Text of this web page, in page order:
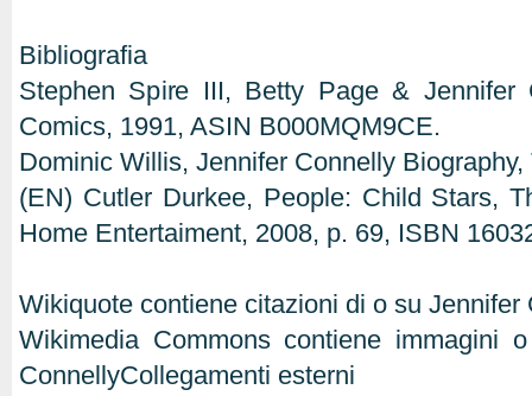
Bibliografia
Stephen Spire III, Betty Page & Jennifer
Comics, 1991, ASIN B000MQM9CE.
Dominic Willis, Jennifer Connelly Biography,
(EN) Cutler Durkee, People: Child Stars,
Home Entertaiment, 2008, p. 69, ISBN
Wikiquote contiene citazioni di o su Jennifer
Wikimedia Commons contiene immagini
ConnellyCollegamenti esterni